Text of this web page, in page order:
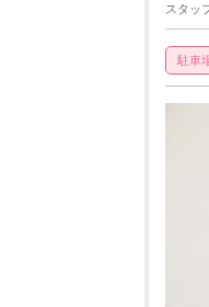
スタッ
駐車